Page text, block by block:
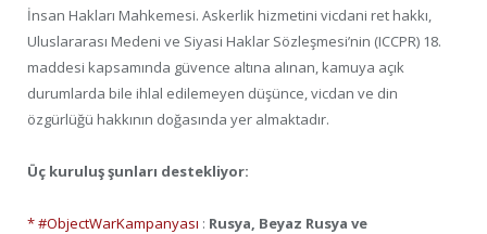
İnsan Hakları Mahkemesi. Askerlik hizmetini vicdani ret hakkı,
Uluslararası Medeni ve Siyasi Haklar Sözleşmesi’nin (ICCPR) 18.
maddesi kapsamında güvence altına alınan, kamuya açık
durumlarda bile ihlal edilemeyen düşünce, vicdan ve din
özgürlüğü hakkının doğasında yer almaktadır.
Üç kuruluş şunları destekliyor:
* #ObjectWarKampanyası : Rusya, Beyaz Rusya ve